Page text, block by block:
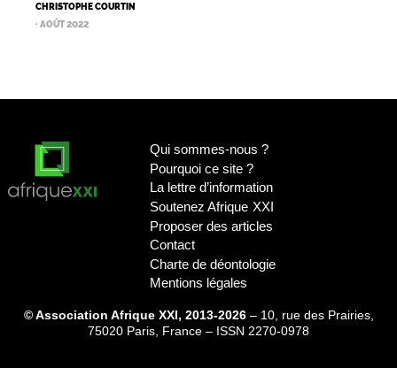
CHRISTOPHE COURTIN
· AOÛT 2022
Qui sommes-nous ?
Pourquoi ce site ?
La lettre d’information
Soutenez Afrique XXI
Proposer des articles
Contact
Charte de déontologie
Mentions légales
© Association Afrique XXI, 2013-2026– 10, rue des Prairies,
75020 Paris, France – ISSN 2270-0978